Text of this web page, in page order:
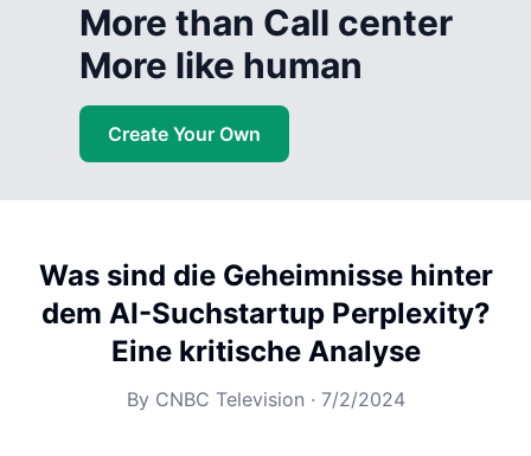
More than Call center
More like human
Create Your Own
Was sind die Geheimnisse hinter
dem AI-Suchstartup Perplexity?
Eine kritische Analyse
By CNBC Television · 7/2/2024